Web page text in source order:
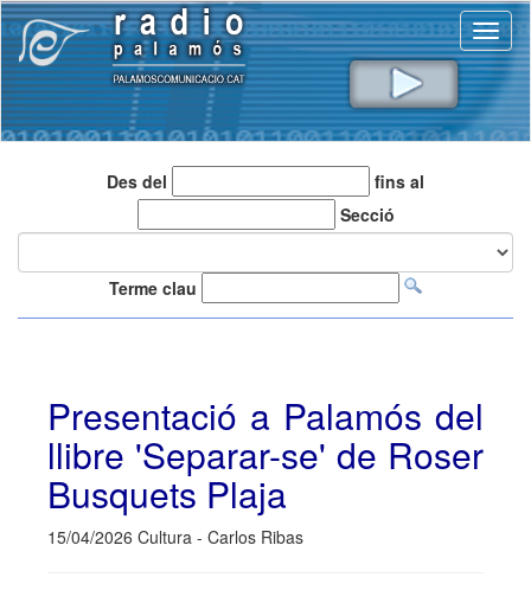
Des del
fins al
Secció
Terme clau
Presentació a Palamós del
llibre 'Separar-se' de Roser
Busquets Plaja
15/04/2026 Cultura - Carlos Ribas